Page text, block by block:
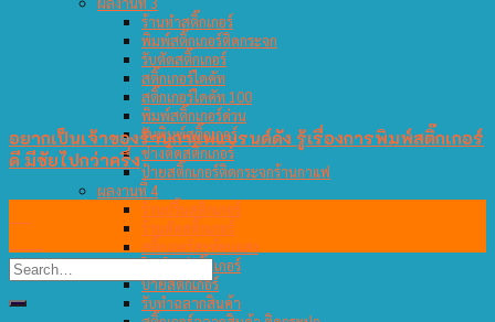
ร้านทำสติ๊กเกอร์
พิมพ์สติ๊กเกอร์ติดกระจก
รับตัดสติ๊กเกอร์
สติ๊กเกอร์ไดคัท
สติ๊กเกอร์ไดคัท 100
พิมพ์สติ๊กเกอร์ด่วน
รับพิมพ์สติ๊กเกอร์
ช่างติดสติกเกอร์
ป้ายสติ๊กเกอร์ติดกระจกร้านกาแฟ
ผลงานที่ 4
ร้านปริ้นสติกเกอร์
ร้านตัดสติ๊กเกอร์
สติ๊กเกอร์สะท้อนแสง
โรงพิมพ์สติ๊กเกอร์
ป้ายสติ๊กเกอร์
รับทำฉลากสินค้า
อยากเป็นเจ้าของร้านกาแฟแบรนด์ดัง รู้เรื่องการพิมพ์สติ๊กเกอร์
ดี มีชัยไปกว่าครึ่ง